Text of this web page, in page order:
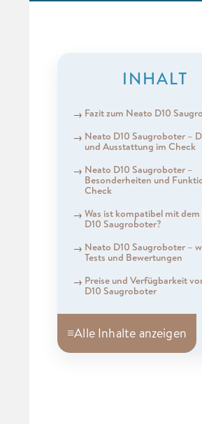
INHALT
Fazit zum Neato D10
Neato D10 Saugroboter –
und Ausstattung im Check
Neato D10 Saugroboter –
Besonderheiten und
Check
Was ist kompatibel mit
D10 Saugroboter?
Neato D10 Saugroboter –
Tests und Bewertungen
Preise und Verfügbarkeit
D10 Saugroboter
≡Alle Inhalte anzeigen